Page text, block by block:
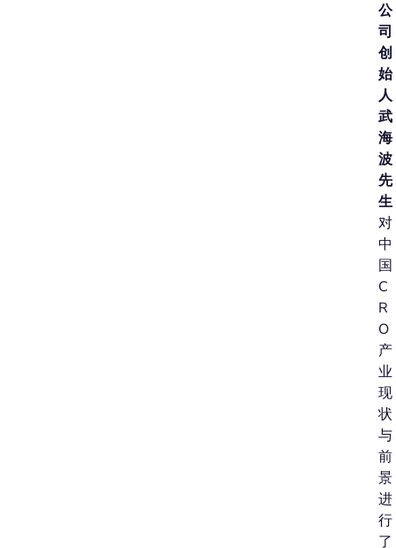
公
司
创
始
人
武
海
波
先
生
对
中
国
C
R
O
产
业
现
状
与
前
景
进
行
了